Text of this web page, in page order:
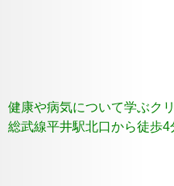
健康や病気について学ぶク
総武線平井駅北口から徒歩